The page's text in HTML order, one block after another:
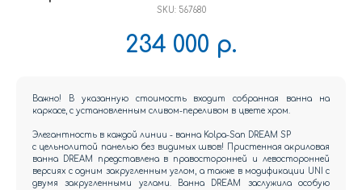
SKU: 567680
234 000 р.
Важно! В указанную стоимость входит собранная ванна на
каркасе, с установленным сливом-переливом в цвете хром.
Элегантность в каждой линии - ванна Kolpa-San DREAM SP
с цельнолитой панелью без видимых швов! Пристенная акриловая
ванна DREAM представлена в правосторонней и левосторонней
версиях с одним закругленным углом, а также в модификации UNI с
двумя закругленными углами. Ванна DREAM заслужила особую